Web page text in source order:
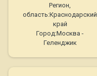
Регион,
область:Краснодарский
край
Город:Москва -
Геленджик